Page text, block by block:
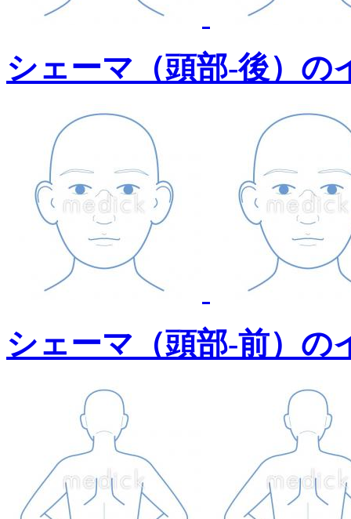
シェーマ（頭部-後）の
シェーマ（頭部-前）の